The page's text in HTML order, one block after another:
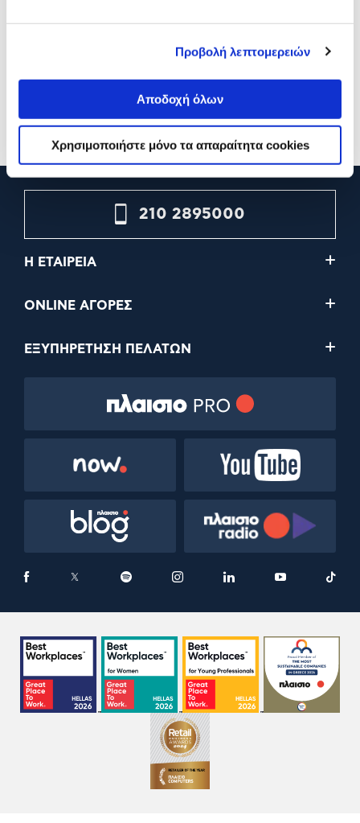
Προβολή λεπτομερειών
Αποδοχή όλων
Χρησιμοποιήστε μόνο τα απαραίτητα cookies
Activision Spyro Reignited
Προσθήκη
Activision Crash Team
Nintendo Switch
Προσθήκη
210 2895000
Η ΕΤΑΙΡΕΙΑ
ONLINE ΑΓΟΡΕΣ
ΕΞΥΠΗΡΕΤΗΣΗ ΠΕΛΑΤΩΝ